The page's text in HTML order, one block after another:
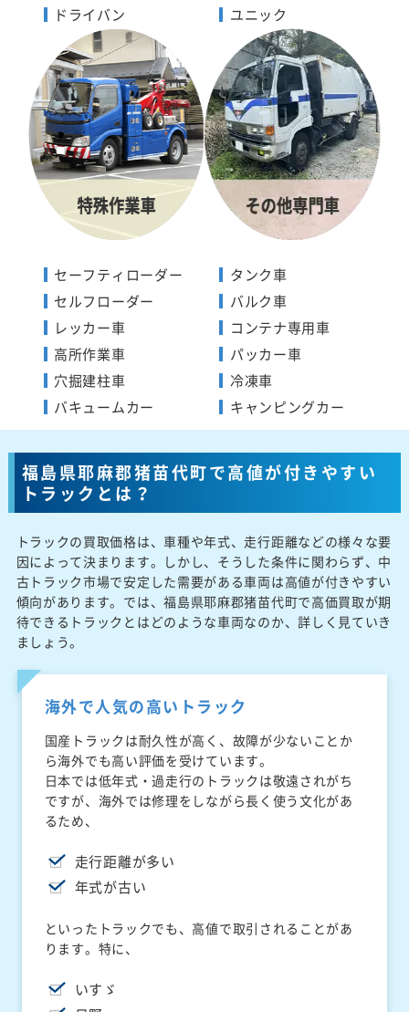
ドライバン
ユニック
セーフティローダー
セルフローダー
レッカー車
高所作業車
穴掘建柱車
バキュームカー
タンク車
バルク車
コンテナ専用車
パッカー車
冷凍車
キャンピングカー
福島県耶麻郡猪苗代町で高値が付きやすい
トラックとは？
トラックの買取価格は、車種や年式、走行距離などの様々な要
因によって決まります。しかし、そうした条件に関わらず、中
古トラック市場で安定した需要がある車両は高値が付きやすい
傾向があります。では、福島県耶麻郡猪苗代町で高価買取が期
待できるトラックとはどのような車両なのか、詳しく見ていき
ましょう。
海外で人気の高いトラック
国産トラックは耐久性が高く、故障が少ないことか
ら海外でも高い評価を受けています。
日本では低年式・過走行のトラックは敬遠されがち
ですが、海外では修理をしながら長く使う文化があ
るため、
走行距離が多い
年式が古い
といったトラックでも、高値で取引されることがあ
ります。特に、
いすゞ